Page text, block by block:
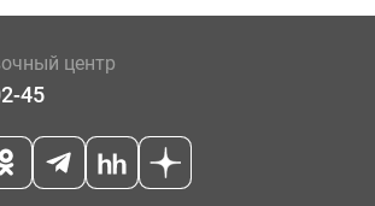
центр
45